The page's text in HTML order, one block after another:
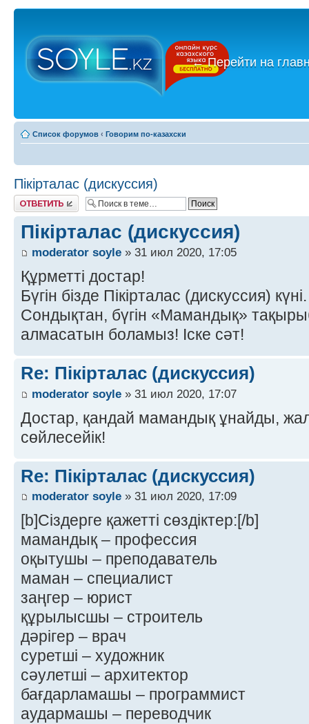
←Перейти на
Список форумов ‹ Говорим по-казахски
Пікірталас (дискуссия)
Ответить
Пікірталас (дискуссия)
moderator soyle » 31 июл 2020, 17:05
Құрметті достар!
Бүгін бізде Пікірталас (дискуссия) күні.
Сондықтан, бүгін «Мамандық»
алмасатын боламыз! Іске сәт!
Re: Пікірталас (дискуссия)
moderator soyle » 31 июл 2020, 17:07
Достар, қандай мамандық ұнайды,
сөйлесейік!
Re: Пікірталас (дискуссия)
moderator soyle » 31 июл 2020, 17:09
[b]Сіздерге қажетті сөздіктер:[/b]
мамандық – профессия
оқытушы – преподаватель
маман – специалист
заңгер – юрист
құрылысшы – строитель
дәрігер – врач
суретші – художник
сәулетші – архитектор
бағдарламашы – программист
аудармашы – переводчик